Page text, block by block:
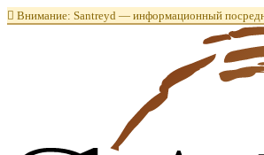
 Внимание: Santreyd — информационный